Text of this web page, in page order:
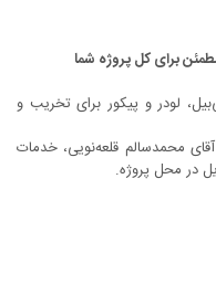
برای کل پروژه شما
لودر و پیکور برای تخریب و
محمدسالم قلعه‌نویی، خدمات
در محل پروژه.